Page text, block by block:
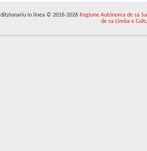
ditzionariu in línea © 2016-2026 Regione Autònoma de sa
de sa Limba e